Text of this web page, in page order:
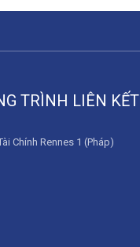
TRÌNH LIÊN KẾT
Chính Rennes 1 (Pháp)